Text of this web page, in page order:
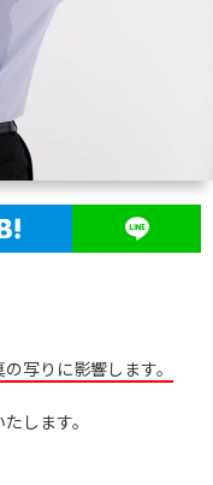
写りに影響します。
します。